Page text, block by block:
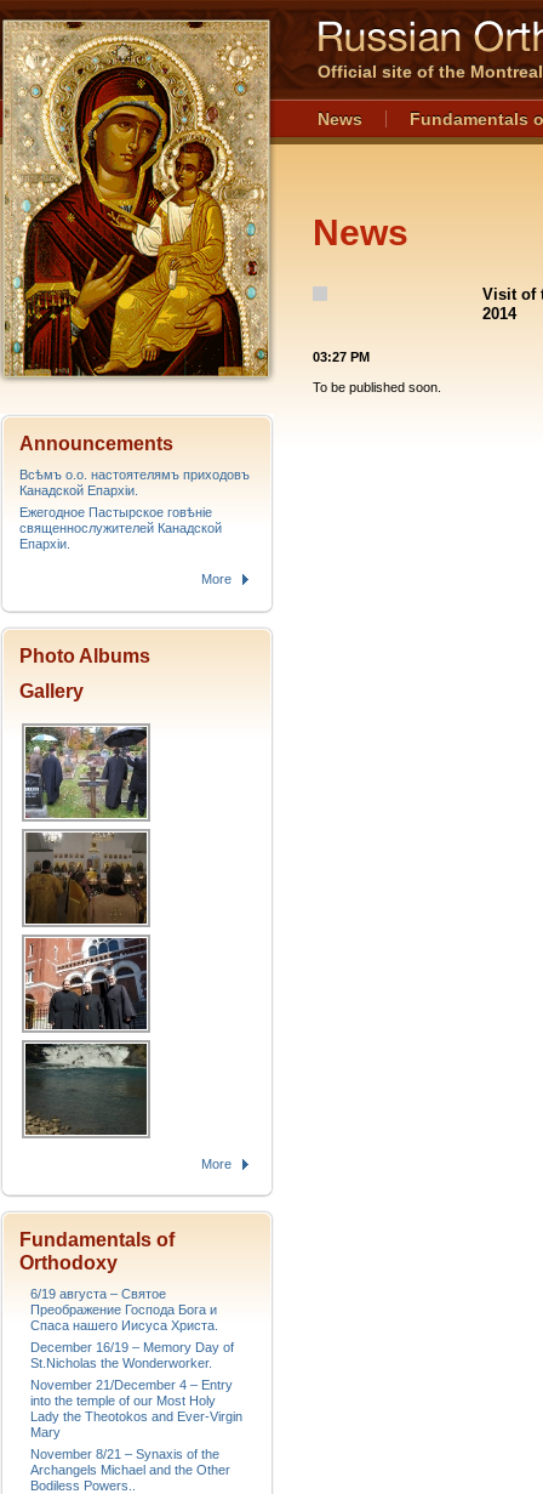
Official site of the
News Fundamentals
News
Visit of
2014
03:27 PM
To be published soon.
Announcements
Всѣмъ о.о. настоятелямъ приходовъ
Канадской Епархiи.
Ежегодное Пастырское говѣніе
священнослужителей Канадской
Епархіи.
More
Photo Albums
Gallery
More
Fundamentals of
Orthodoxy
6/19 августа – Святое
Преображение Господа Бога и
Спаса нашего Иисуса Христа.
December 16/19 – Memory Day of
St.Nicholas the Wonderworker.
November 21/December 4 – Entry
into the temple of our Most Holy
Lady the Theotokos and Ever-Virgin
Mary
November 8/21 – Synaxis of the
Archangels Michael and the Other
Bodiless Powers..